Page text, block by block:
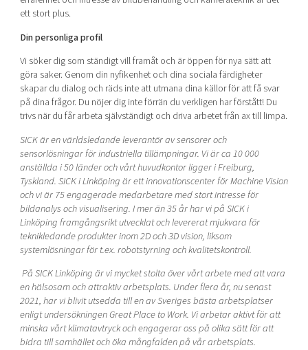
ett stort plus.
Din personliga profil
Vi söker dig som ständigt vill framåt och är öppen för nya sätt att
göra saker. Genom din nyfikenhet och dina sociala färdigheter
skapar du dialog och räds inte att utmana dina källor för att få svar
på dina frågor. Du nöjer dig inte förrän du verkligen har förstått! Du
trivs när du får arbeta självständigt och driva arbetet från ax till limpa.
SICK är en världsledande leverantör av sensorer och
sensorlösningar för industriella tillämpningar. Vi är ca 10 000
anställda i 50 länder och vårt huvudkontor ligger i Freiburg,
Tyskland. SICK i Linköping är ett innovationscenter för Machine Vision
och vi är 75 engagerade medarbetare med stort intresse för
bildanalys och visualisering. I mer än 35 år har vi på SICK i
Linköping framgångsrikt utvecklat och levererat mjukvara för
teknikledande produkter inom 2D och 3D vision, liksom
systemlösningar för t.ex. robotstyrning och kvalitetskontroll.
På SICK Linköping är vi mycket stolta över vårt arbete med att vara
en hälsosam och attraktiv arbetsplats. Under flera år, nu senast
2021, har vi blivit utsedda till en av Sveriges bästa arbetsplatser
enligt undersökningen Great Place to Work. Vi arbetar aktivt för att
minska vårt klimatavtryck och engagerar oss på olika sätt för att
bidra till samhället och öka mångfalden på vår arbetsplats.